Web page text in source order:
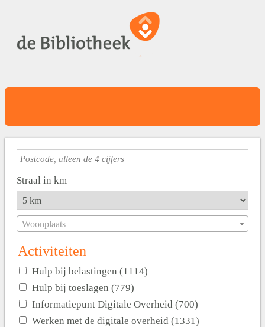
Straal in km
Woonplaats
Activiteiten
Hulp bij belastingen (1114)
Hulp bij toeslagen (779)
Informatiepunt Digitale Overheid (700)
Werken met de digitale overheid (1331)